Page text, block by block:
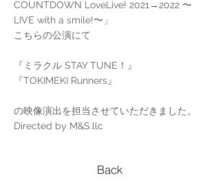
COUNTDOWN LoveLive! 2021→2022 〜
LIVE with a smile!〜」
こちらの公演にて
『ミラクル STAY TUNE！』
『TOKIMEKI Runners』
の映像演出を担当させていただきました。
Directed by M&S.llc
Back